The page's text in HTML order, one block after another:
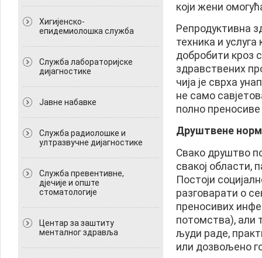
Хигијенско-
епидемиолошка служба
Служба лабораторијске
дијагностике
Јавне набавке
Служба радиолошке и
ултразвучне дијагностике
Служба превентивне,
дјечије и опште
стоматологије
Центар за заштиту
менталног здравља
који жени
Репродуктивна
техника и
добробити кроз
здравствених
чија је сврха
не само
полно преносиве
Друштвене
Свако друштво
свакој области,
Постоји
разговарати о
преносивих
потомства), али
људи раде,
или дозвољено